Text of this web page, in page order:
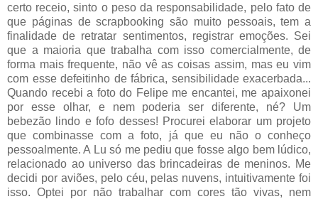
certo receio, sinto o peso da responsabilidade, pelo fato de
que páginas de scrapbooking são muito pessoais, tem a
finalidade de retratar sentimentos, registrar emoções. Sei
que a maioria que trabalha com isso comercialmente, de
forma mais frequente, não vê as coisas assim, mas eu vim
com esse defeitinho de fábrica, sensibilidade exacerbada...
Quando recebi a foto do Felipe me encantei, me apaixonei
por esse olhar, e nem poderia ser diferente, né? Um
bebezão lindo e fofo desses! Procurei elaborar um projeto
que combinasse com a foto, já que eu não o conheço
pessoalmente. A Lu só me pediu que fosse algo bem lúdico,
relacionado ao universo das brincadeiras de meninos. Me
decidi por aviões, pelo céu, pelas nuvens, intuitivamente foi
isso. Optei por não trabalhar com cores tão vivas, nem